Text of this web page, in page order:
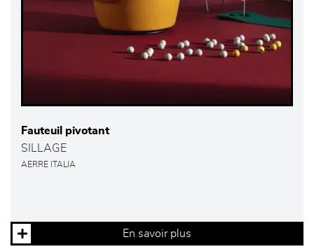
Fauteuil pivotant
SILLAGE
AERRE ITALIA
En savoir plus